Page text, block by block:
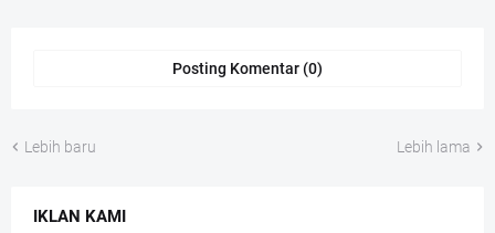
Posting Komentar (0)
Lebih baru Lebih lama
IKLAN KAMI